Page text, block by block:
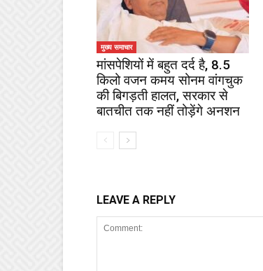
मुख्य समाचार
मांसपेशियों में बहुत दर्द है, 8.5
किलो वजन कमय सोनम वांगचुक
की बिगड़ती हालत, सरकार से
बातचीत तक नहीं तोड़ेंगे अनशन
LEAVE A REPLY